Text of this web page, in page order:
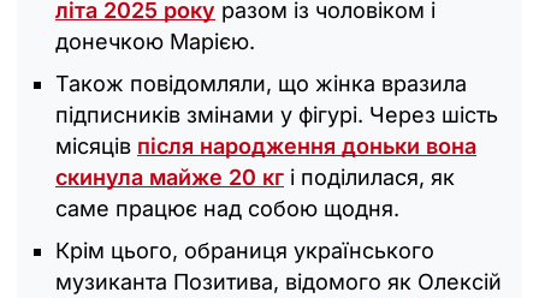
літа 2025 року разом із чоловіком і
донечкою Марією.
Також повідомляли, що жінка вразила
підписників змінами у фігурі. Через шість
місяців після народження доньки вона
скинула майже 20 кг і поділилася, як
саме працює над собою щодня.
Крім цього, обраниця українського
музиканта Позитива, відомого як Олексій